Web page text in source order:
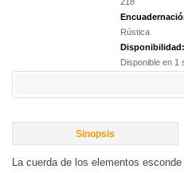
218
Rústica
Disponibilidad:
Disponible en 1
Sinopsis
La cuerda de los elementos